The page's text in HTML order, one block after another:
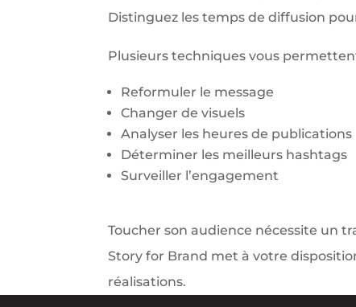
Distinguez les temps de diffusion
Plusieurs techniques vous
Reformuler le message
Changer de visuels
Analyser les heures de publications
Déterminer les meilleurs hashtags
Surveiller l’engagement
Toucher son audience nécessite un
Story for Brand met à votre
réalisations.